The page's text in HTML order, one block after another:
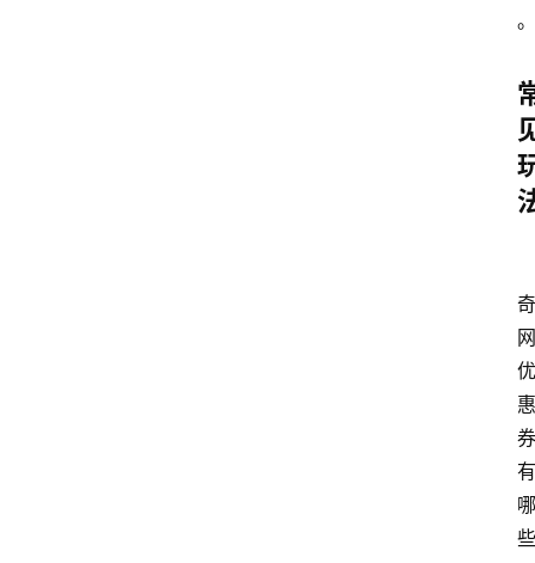
。
奇
网
优
惠
券
有
哪
些